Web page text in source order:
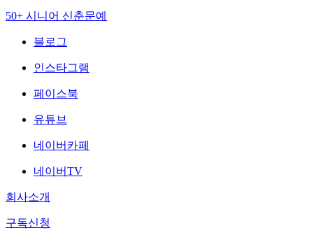
50+ 시니어 신춘문예
블로그
인스타그램
페이스북
유튜브
네이버카페
네이버TV
회사소개
구독신청